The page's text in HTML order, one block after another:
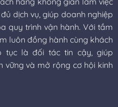
dịch vụ, giúp doanh nghiệp
quy trình vận hành. Với tầm
luôn đồng hành cùng khách
tục là đối tác tin cậy, giúp
vững và mở rộng cơ hội kinh